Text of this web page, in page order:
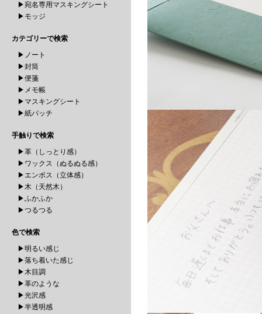
▶宛名専用マスキングシート
▶モッジ
カテゴリーで検索
▶ノート
▶封筒
▶便箋
▶メモ帳
▶マスキングシート
▶紙バッチ
手触りで検索
▶革（しっとり感）
▶ワックス（ぬるぬる感）
▶エンボス（立体感）
▶木（天然木）
▶ふかふか
▶つるつる
色で検索
▶明るい感じ
▶落ち着いた感じ
▶木目調
▶革のような
▶光沢感
▶半透明感